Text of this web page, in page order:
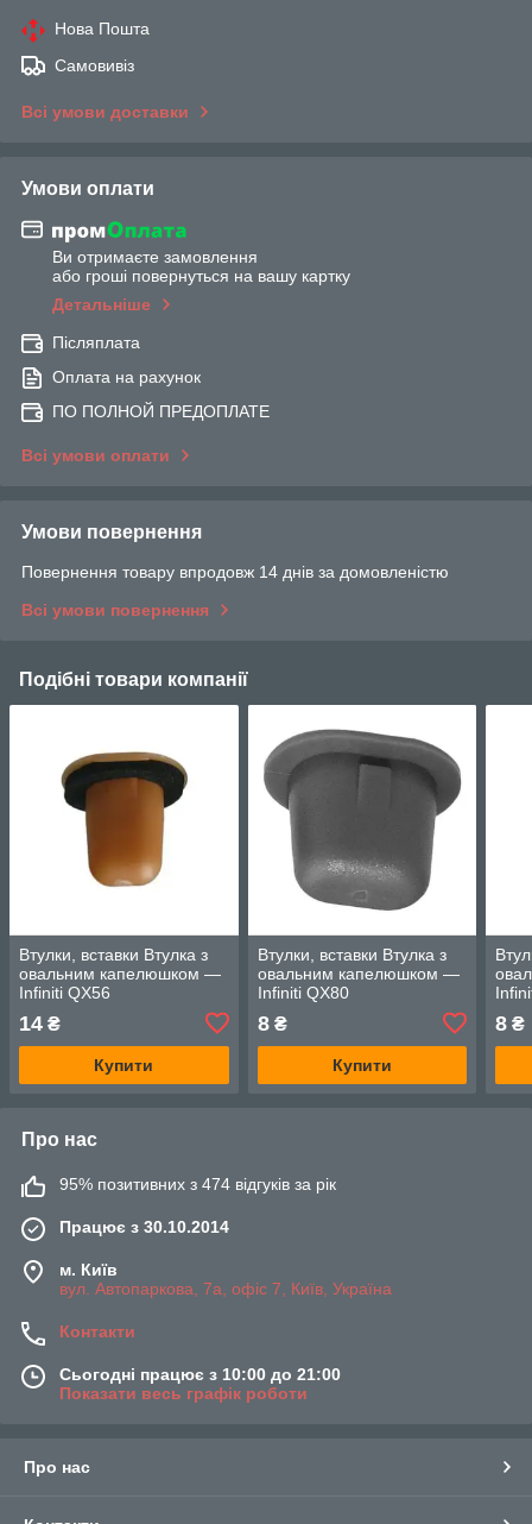
Нова Пошта
Самовивіз
Всі умови доставки
Умови оплати
Ви отримаєте замовлення
або гроші повернуться на вашу картку
Детальніше
Післяплата
Оплата на рахунок
ПО ПОЛНОЙ ПРЕДОПЛАТЕ
Всі умови оплати
Умови повернення
Повернення товару впродовж 14 днів за домовленістю
Всі умови повернення
Подібні товари компанії
Втулки, вставки Втулка з
овальним капелюшком —
Infiniti QX56
14 ₴
Купити
Втулки, вставки Втулка з
овальним капелюшком —
Infiniti QX80
8₴
Купити
8 ₴
Про нас
95% позитивних з 474 відгуків за рік
Працює з 30.10.2014
м. Київ
вул. Автопаркова, 7а, офіс 7, Київ, Україна
Контакти
Сьогодні працює з 10:00 до 21:00
Показати весь графік роботи
Про нас